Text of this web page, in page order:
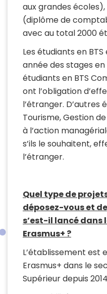
aux grandes écoles),
(diplôme de
avec au total 2000
Les étudiants en
année des stages
étudiants en BTS
ont l’obligation
l’étranger. D’autres
Tourisme, Gestion
à l’action
s’ils le souhaitent,
l’étranger.
Quel type de
déposez-vous et
s’est-il lancé dans
Erasmus+ ?
L’établissement est
Erasmus+ dans le
Supérieur depuis